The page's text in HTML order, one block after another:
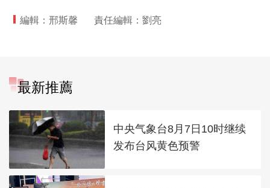
編輯：邢斯馨 責任編輯：劉亮
最新推薦
中央气象台8月7日10时继续
发布台风黄色预警